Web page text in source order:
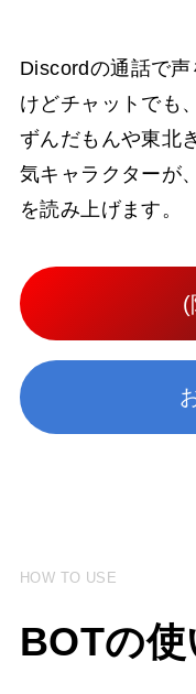
Discordの通話で
けどチャットでも
ずんだもんや東北
気キャラクターが、
を読み上げます。
(
HOW TO USE
BOTの使